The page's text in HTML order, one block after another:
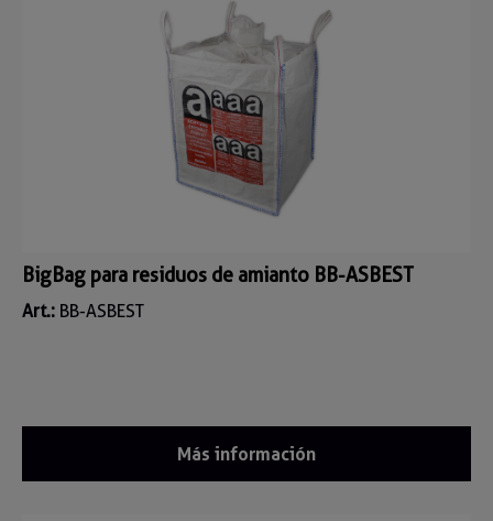
BigBag para residuos de amianto BB-ASBEST
Art.: BB-ASBEST
Más información